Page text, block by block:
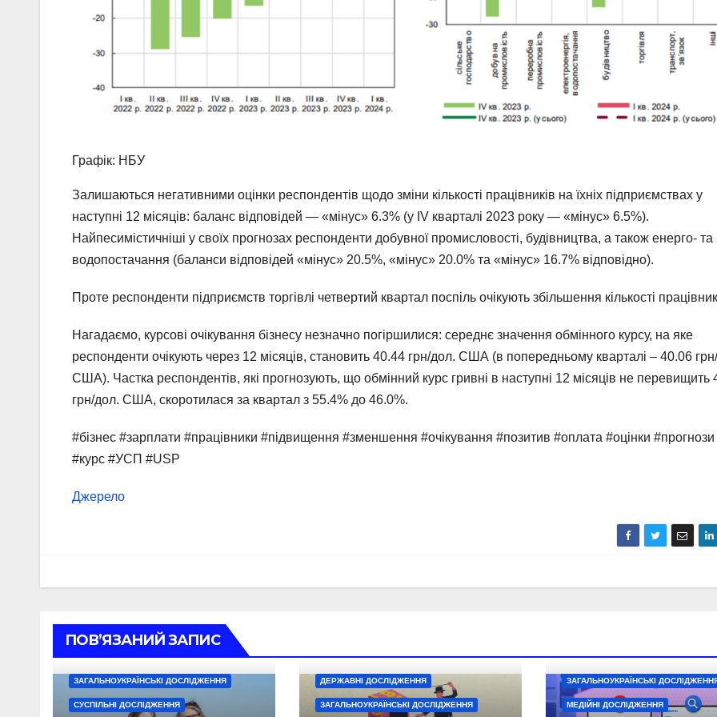
Графік: НБУ
Залишаються негативними оцінки респондентів щодо зміни кількості працівників на їхніх підприємствах у
наступні 12 місяців: баланс відповідей — «мінус» 6.3% (у ІV кварталі 2023 року — «мінус» 6.5%).
Найпесимістичніші у своїх прогнозах респонденти добувної промисловості, будівництва, а також енерго- та
водопостачання (баланси відповідей «мінус» 20.5%, «мінус» 20.0% та «мінус» 16.7% відповідно).
Проте респонденти підприємств торгівлі четвертий квартал поспіль очікують збільшення кількості
Нагадаємо, курсові очікування бізнесу незначно погіршилися: середнє значення обмінного курсу, на яке
респонденти очікують через 12 місяців, становить 40.44 грн/дол. США (в попередньому кварталі – 40.06
США). Частка респондентів, які прогнозують, що обмінний курс гривні в наступні 12 місяців не перевищить
грн/дол. США, скоротилася за квартал з 55.4% до 46.0%.
#бізнес #зарплати #працівники #підвищення #зменшення #очікування #позитив #оплата #оцінки #прогнози
#курс #УСП #USP
Джерело
ПОВ’ЯЗАНИЙ ЗАПИС
ЗАГАЛЬНОУКРАЇНСЬКІ ДОСЛІДЖЕННЯ
СУСПІЛЬНІ ДОСЛІДЖЕННЯ
ДЕРЖАВНІ ДОСЛІДЖЕННЯ
ЗАГАЛЬНОУКРАЇНСЬКІ ДОСЛІДЖЕННЯ
ЗАГАЛЬНОУКРАЇНСЬКІ
МЕДІЙНІ ДОСЛІДЖЕННЯ